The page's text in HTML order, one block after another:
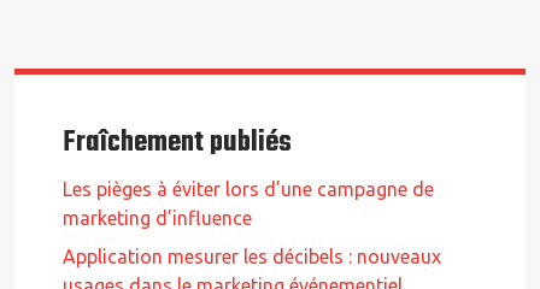
Fraîchement publiés
Les pièges à éviter lors d’une campagne de
marketing d’influence
Application mesurer les décibels : nouveaux